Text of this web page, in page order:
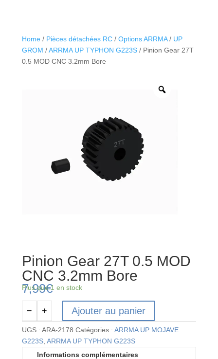
Home/ Pièces détachées RC/ Options ARRMA/ UP
GROM /ARRMA UP TYPHON G223S/ Pinion Gear 27T
0.5 MOD CNC 3.2mm Bore
Pinion Gear 27T 0.5 MOD
CNC 3.2mm Bore
7,99€
Plus que 1 en stock
quantité
de
Pinion
Gear
− + Ajouter au panier
UGS : ARA-2178 Catégories : ARRMA UP MOJAVE
G223S, ARRMA UP TYPHON G223S
Informations complémentaires